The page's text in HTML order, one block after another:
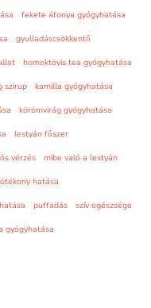
fekete áfonya gyógyhatása
gyulladáscsökkentő
homoktövis tea gyógyhatása
szirup
kamilla gyógyhatása
körömvirág gyógyhatása
lestyán fűszer
vérzés
mibe való a lestyán
hatása
puffadás
szív egészsége
gyógyhatása